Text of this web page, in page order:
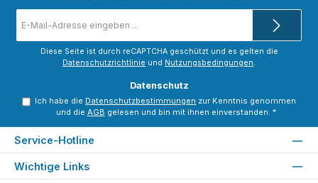
Mail-
Adresse
Diese Seite ist durch reCAPTCHA geschützt und es gelten die
Datenschutzrichtlinie und Nutzungsbedingungen.
Datenschutz
Ich habe die Datenschutzbestimmungen zur Kenntnis genommen
und die AGB gelesen und bin mit ihnen einverstanden. *
Service-Hotline
Wichtige Links